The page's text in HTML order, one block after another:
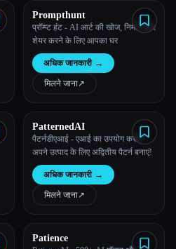
Prompthunt
प्रॉम्प्ट हंट - AI आर्ट की खोज, निर्माण और
शेयर करने के लिए आपका घर
अधिक जानकारी →
मिलने जाना↗︎
PatternedAI
पैटर्नडीएआई - एआई का उपयोग करके
अपने उत्पाद के लिए अद्वितीय पैटर्न बनाएं!
अधिक जानकारी →
मिलने जाना↗︎
Patience